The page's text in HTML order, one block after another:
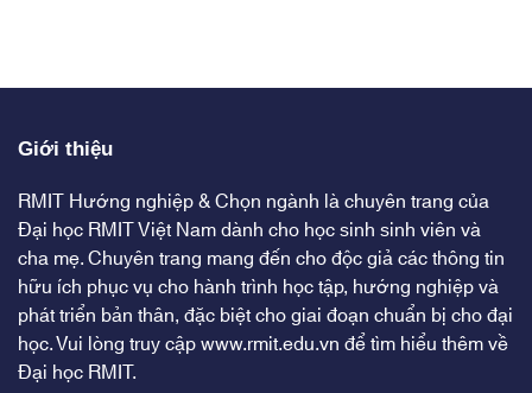
Giới thiệu
RMIT Hướng nghiệp & Chọn ngành là chuyên trang của
Đại học RMIT Việt Nam dành cho học sinh sinh viên và
cha mẹ. Chuyên trang mang đến cho độc giả các thông tin
hữu ích phục vụ cho hành trình học tập, hướng nghiệp và
phát triển bản thân, đặc biệt cho giai đoạn chuẩn bị cho đại
học. Vui lòng truy cậpwww.rmit.edu.vnđể tìm hiểu thêm về
Đại học RMIT.